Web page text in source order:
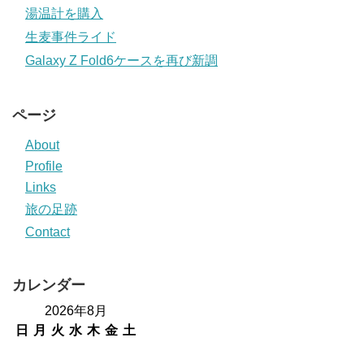
湯温計を購入
生麦事件ライド
Galaxy Z Fold6ケースを再び新調
ページ
About
Profile
Links
旅の足跡
Contact
カレンダー
2026年8月
日
月 火 水 木 金 土